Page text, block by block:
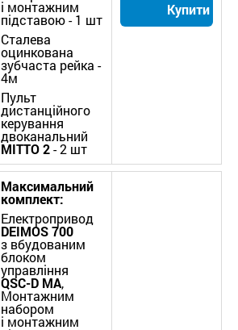
і монтажним
підставою - 1 шт
Сталева
оцинкована
зубчаста рейка -
4м
Пульт
дистанційного
керування
двоканальний
MITTO2- 2 шт
Купити
Максимальний
комплект:
Електропривод
DEIMOS 700
з вбудованим
блоком
управління
QSC-D MA,
Монтажним
набором
і монтажним